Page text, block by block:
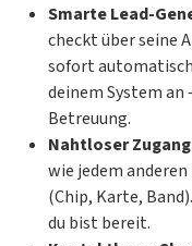
Smarte Lead-
checkt über seine
sofort
deinem System
Betreuung.
Nahtloser
wie jedem
(Chip, Karte,
du bist bereit.